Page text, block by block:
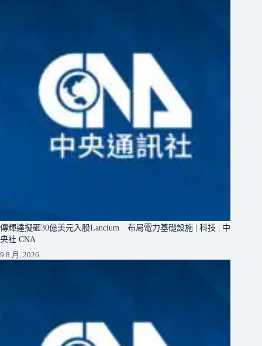
傳輝達擬砸30億美元入股Lancium 布局電力基礎設施 | 科技 | 中
央社 CNA
9 8 月, 2026